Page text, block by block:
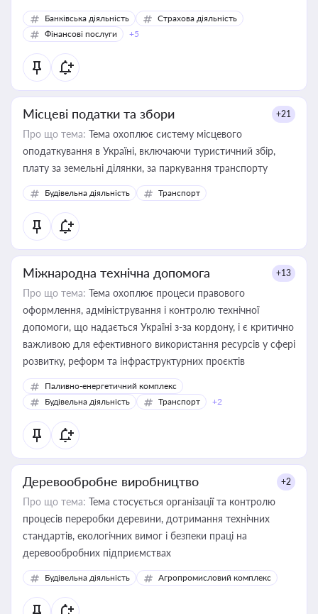
Банківська діяльність
Страхова діяльність
Фінансові послуги
+5
Місцеві податки та збори +21
Про що тема: Тема охоплює систему місцевого
оподаткування в Україні, включаючи туристичний збір,
плату за земельні ділянки, за паркування транспорту
Будівельна діяльність Транспорт
Міжнародна технічна допомога +13
Про що тема: Тема охоплює процеси правового
оформлення, адміністрування і контролю технічної
допомоги, що надається Україні з-за кордону, і є критично
важливою для ефективного використання ресурсів у сфері
розвитку, реформ та інфраструктурних проєктів
Паливно-енергетичний комплекс
Будівельна діяльність
Транспорт +2
Деревообробне виробництво +2
Про що тема: Тема стосується організації та контролю
процесів переробки деревини, дотримання технічних
стандартів, екологічних вимог і безпеки праці на
деревообробних підприємствах
Будівельна діяльність Агропромисловий комплекс